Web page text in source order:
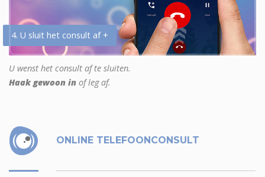
4. U sluit het consult af +
U wenst het consult af te sluiten.
Haak gewoon in of leg af.
ONLINE TELEFOONCONSULT